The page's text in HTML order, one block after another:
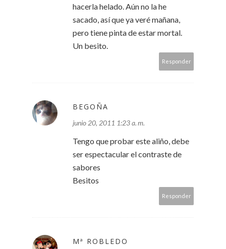
hacerla helado. Aún no la he
sacado, así que ya veré mañana,
pero tiene pinta de estar mortal.
Un besito.
Responder
BEGOÑA
junio 20, 2011 1:23 a. m.
Tengo que probar este aliño, debe
ser espectacular el contraste de
sabores
Besitos
Responder
Mª ROBLEDO